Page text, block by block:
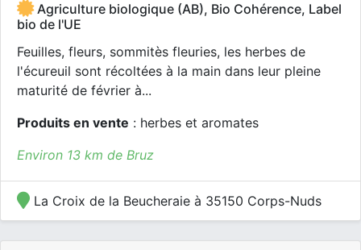
Agriculture biologique (AB), Bio Cohérence, Label
bio de l'UE
Feuilles, fleurs, sommitès fleuries, les herbes de
l'écureuil sont récoltées à la main dans leur pleine
maturité de février à...
Produits en vente : herbes et aromates
Environ 13 km de Bruz
La Croix de la Beucheraie à 35150 Corps-Nuds